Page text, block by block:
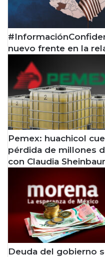
nuevo frente en la
Pemex: huachicol
pérdida de millones
con Claudia
Deuda del gobierno